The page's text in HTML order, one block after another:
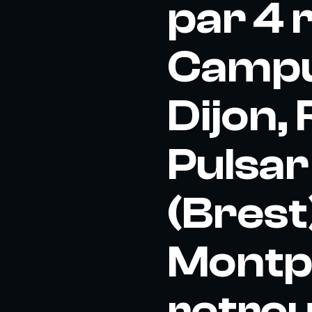
par 4
Dijon,